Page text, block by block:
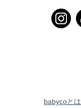
babycoとは